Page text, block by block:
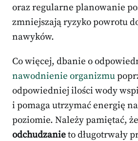
oraz regularne planowanie
zmniejszają ryzyko powrotu
nawyków.
Co więcej, dbanie o
nawodnienie organizmu
odpowiedniej ilości wody
i pomaga utrzymać energię
poziomie. Należy pamiętać, że
odchudzanieto długotrwały